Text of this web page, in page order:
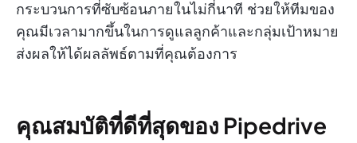
กระบวนการที่ซับซ้อนภายในไม่กี่นาที ช่วยให้ทีมของ
คุณมีเวลามากขึ้นในการดูแลลูกค้าและกลุ่มเป้าหมาย
ส่งผลให้ได้ผลลัพธ์ตามที่คุณต้องการ
คุณสมบัติที่ดีที่สุดของ Pipedrive